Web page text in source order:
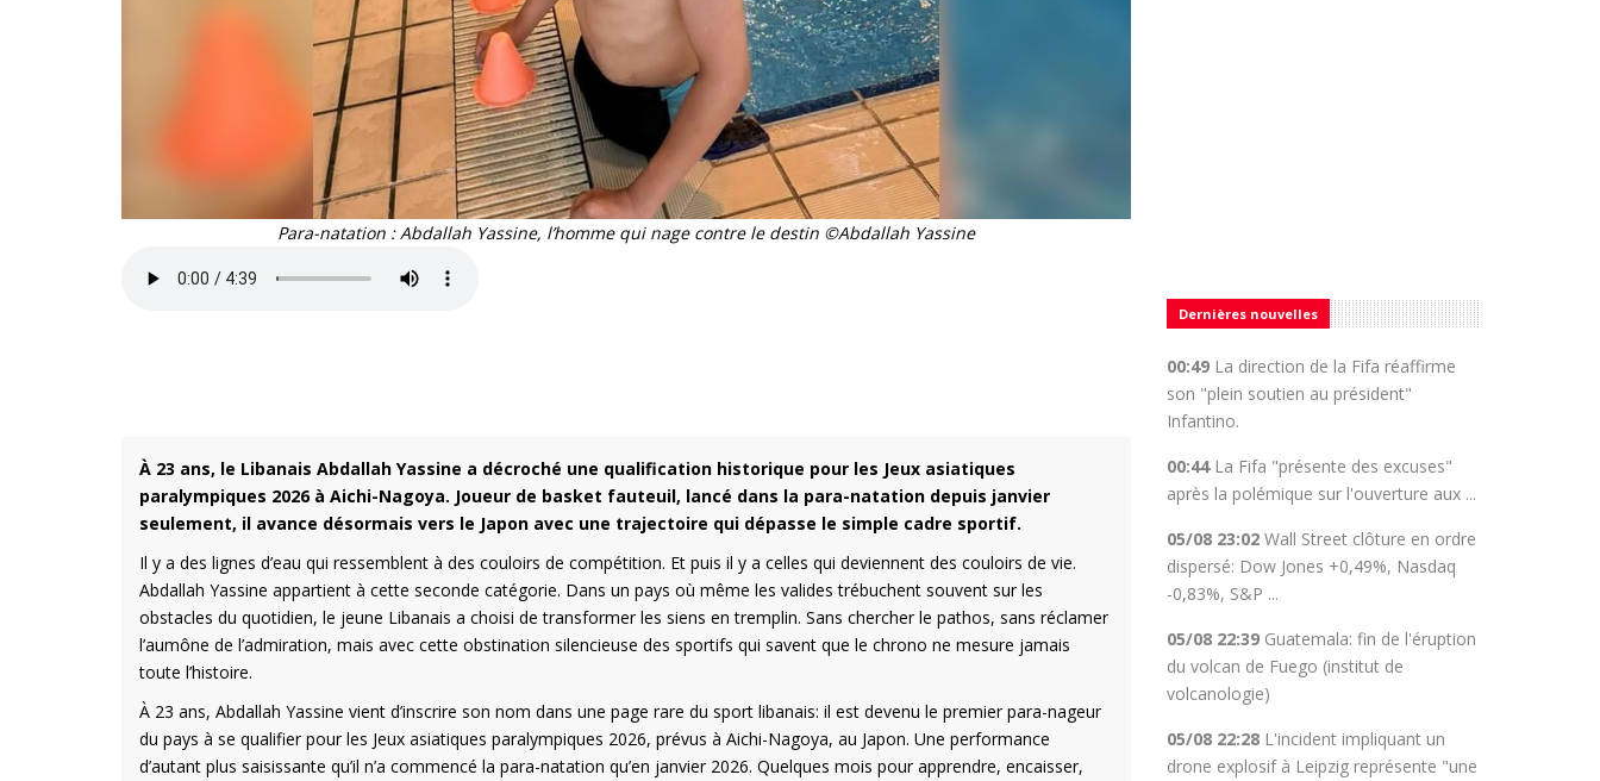
Para-natation : Abdallah Yassine, l’homme qui nage contre le destin ©Abdallah Yassine
À 23 ans, le Libanais Abdallah Yassine a décroché une qualification historique pour les Jeux asiatiques
paralympiques 2026 à Aichi-Nagoya. Joueur de basket fauteuil, lancé dans la para-natation depuis janvier
seulement, il avance désormais vers le Japon avec une trajectoire qui dépasse le simple cadre sportif.
Il y a des lignes d’eau qui ressemblent à des couloirs de compétition. Et puis il y a celles qui deviennent des couloirs de vie.
Abdallah Yassine appartient à cette seconde catégorie. Dans un pays où même les valides trébuchent souvent sur les
obstacles du quotidien, le jeune Libanais a choisi de transformer les siens en tremplin. Sans chercher le pathos, sans réclamer
l’aumône de l’admiration, mais avec cette obstination silencieuse des sportifs qui savent que le chrono ne mesure jamais
toute l’histoire.
À 23 ans, Abdallah Yassine vient d’inscrire son nom dans une page rare du sport libanais: il est devenu le premier para-nageur
du pays à se qualifier pour les Jeux asiatiques paralympiques 2026, prévus à Aichi-Nagoya, au Japon. Une performance
d’autant plus saisissante qu’il n’a commencé la para-natation qu’en janvier 2026. Quelques mois pour apprendre, encaisser,
Dernières nouvelles
00:49 La direction de la Fifa réaffirme
son "plein soutien au président"
Infantino.
00:44 La Fifa "présente des excuses"
après la polémique sur l'ouverture aux ...
05/08 23:02 Wall Street clôture en ordre
dispersé: Dow Jones +0,49%, Nasdaq
-0,83%, S&P ...
05/08 22:39 Guatemala: fin de l'éruption
du volcan de Fuego (institut de
volcanologie)
05/08 22:28 L'incident impliquant un
drone explosif à Leipzig représente "une